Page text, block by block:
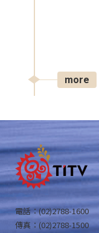
more
電話：(02)2788-1600
傳真：(02)2788-1500